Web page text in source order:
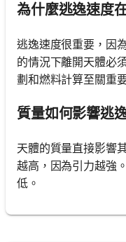
為什麼逃逸速度
逃逸速度很重要，因
的情況下離開天體必
劃和燃料計算至關重
質量如何影響逃
天體的質量直接影響
越高，因為引力越強
低。